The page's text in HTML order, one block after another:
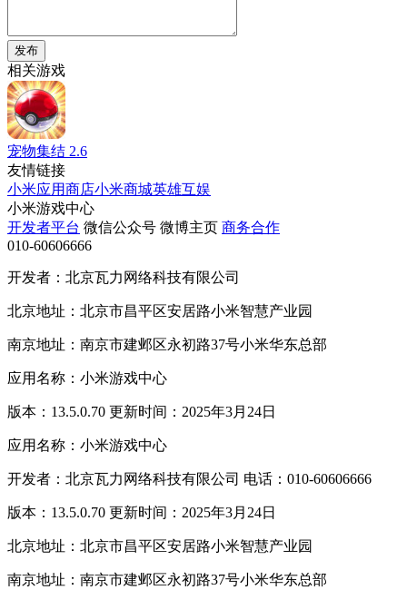
发布
相关游戏
宠物集结 2.6
友情链接
小米应用商店小米商城英雄互娱
小米游戏中心
开发者平台 微信公众号 微博主页 商务合作
010-60606666
开发者：北京瓦力网络科技有限公司
北京地址：北京市昌平区安居路小米智慧产业园
南京地址：南京市建邺区永初路37号小米华东总部
应用名称：小米游戏中心
版本：13.5.0.70 更新时间：2025年3月24日
应用名称：小米游戏中心
开发者：北京瓦力网络科技有限公司 电话：010-60606666
版本：13.5.0.70 更新时间：2025年3月24日
北京地址：北京市昌平区安居路小米智慧产业园
南京地址：南京市建邺区永初路37号小米华东总部